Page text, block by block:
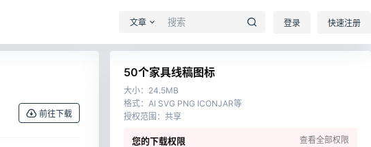
文章 登录 快速注册
前往下载
50个家具线稿图标
大小： 24.5MB
格式： AI SVG PNG ICONJAR等
授权范围 ： 共享
您的下载权限 查看全部权限